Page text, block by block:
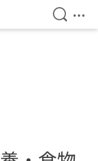
検索を
メ